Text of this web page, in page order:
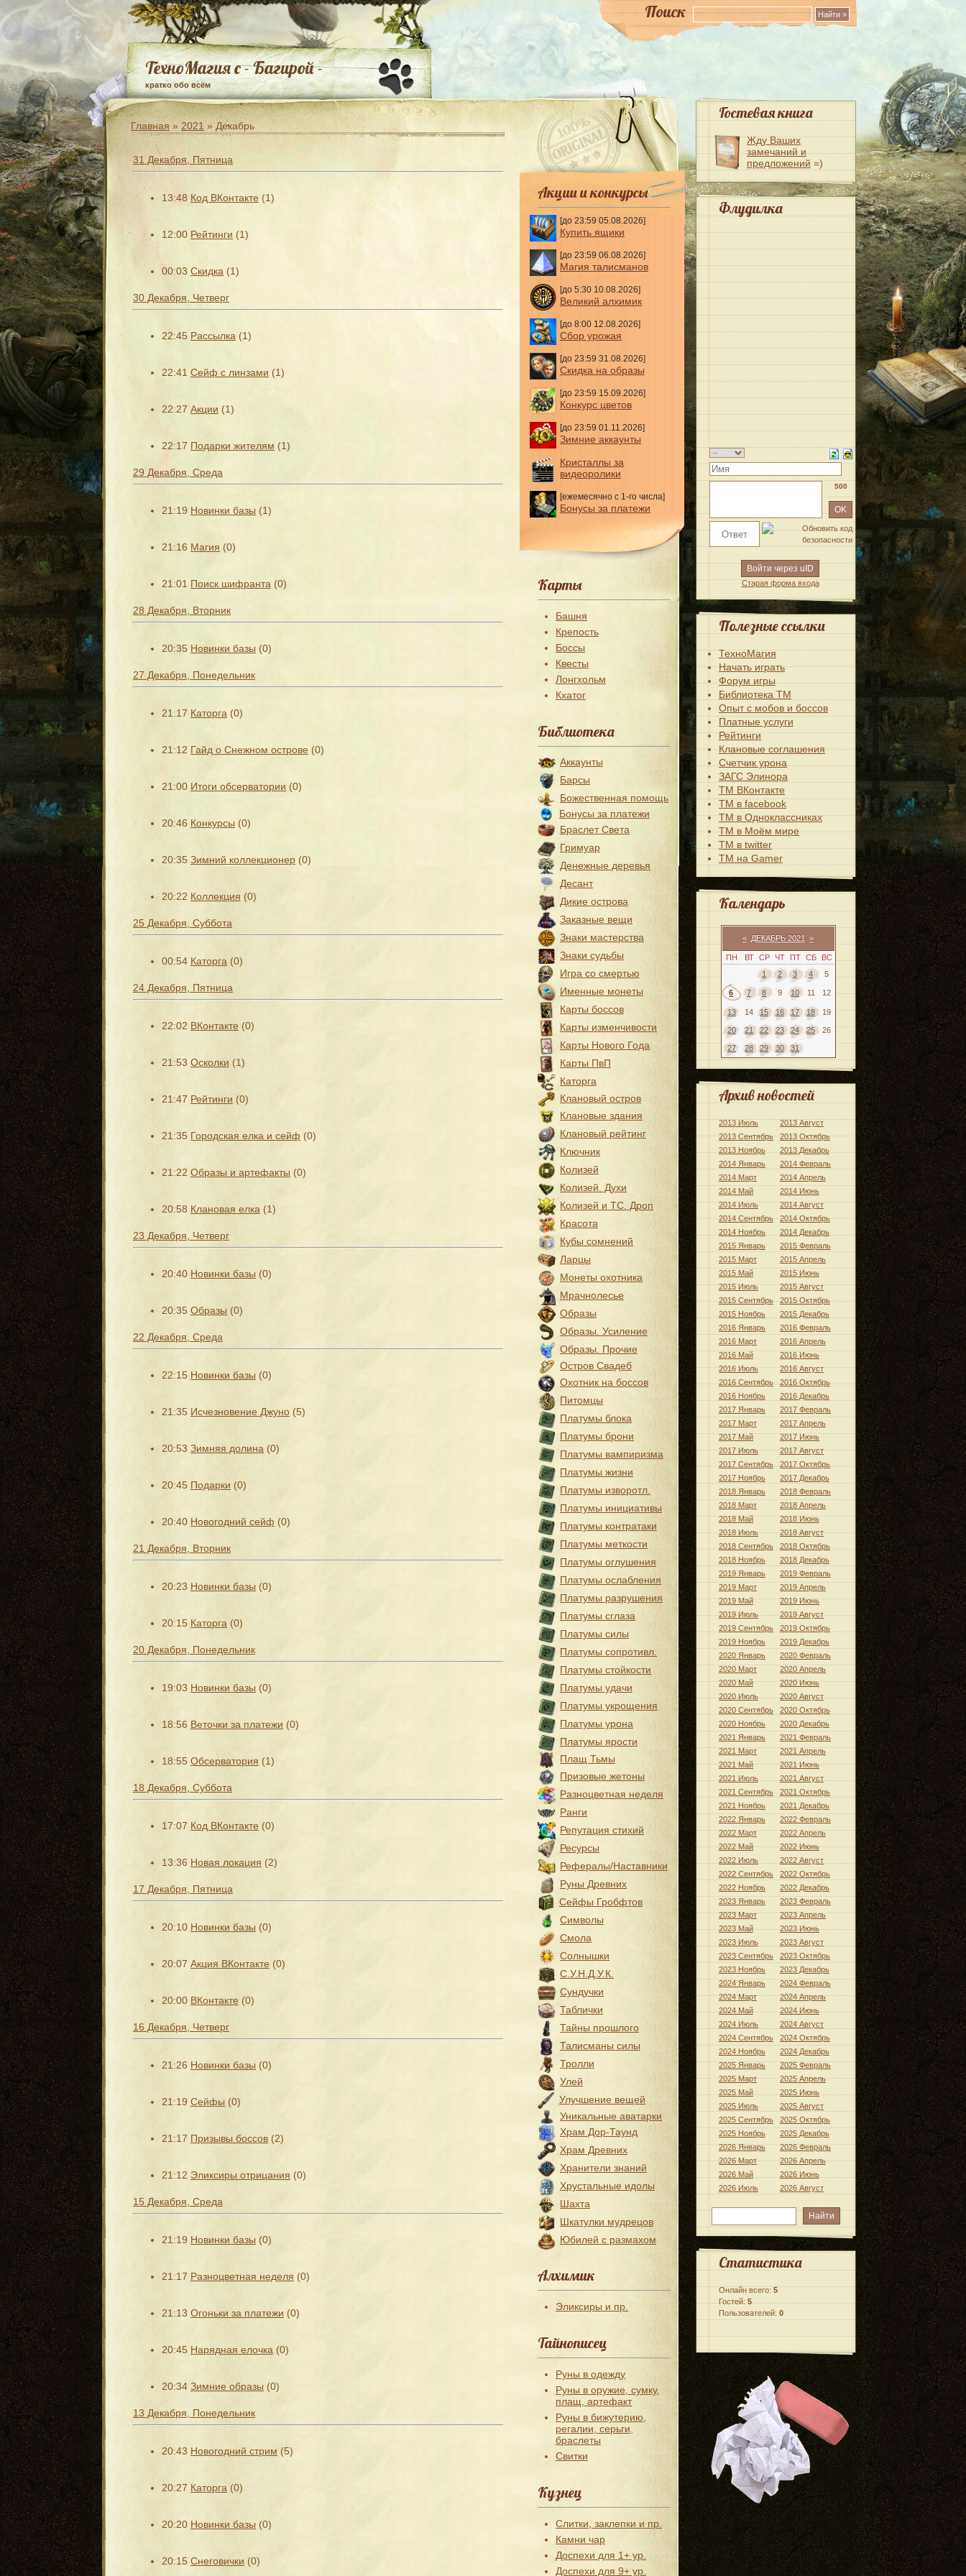
Поиск
ТехноМагия с - Багирой -
кратко обо всём
Главная » 2021 » Декабрь
31 Декабря, Пятница
13:48 Код ВКонтакте (1)
12:00 Рейтинги (1)
00:03 Скидка (1)
30 Декабря, Четверг
22:45 Рассылка (1)
22:41 Сейф с линзами (1)
22:27 Акции (1)
22:17 Подарки жителям (1)
29 Декабря, Среда
21:19 Новинки базы (1)
21:16 Магия (0)
21:01 Поиск шифранта (0)
28 Декабря, Вторник
20:35 Новинки базы (0)
27 Декабря, Понедельник
21:17 Каторга (0)
21:12 Гайд о Снежном острове (0)
21:00 Итоги обсерватории (0)
20:46 Конкурсы (0)
20:35 Зимний коллекционер (0)
20:22 Коллекция (0)
25 Декабря, Суббота
00:54 Каторга (0)
24 Декабря, Пятница
22:02 ВКонтакте (0)
21:53 Осколки (1)
21:47 Рейтинги (0)
21:35 Городская елка и сейф (0)
21:22 Образы и артефакты (0)
20:58 Клановая елка (1)
23 Декабря, Четверг
20:40 Новинки базы (0)
20:35 Образы (0)
22 Декабря, Среда
22:15 Новинки базы (0)
21:35 Исчезновение Джуно (5)
20:53 Зимняя долина (0)
20:45 Подарки (0)
20:40 Новогодний сейф (0)
21 Декабря, Вторник
20:23 Новинки базы (0)
20:15 Каторга (0)
20 Декабря, Понедельник
19:03 Новинки базы (0)
18:56 Веточки за платежи (0)
18:55 Обсерватория (1)
18 Декабря, Суббота
17:07 Код ВКонтакте (0)
13:36 Новая локация (2)
17 Декабря, Пятница
20:10 Новинки базы (0)
20:07 Акция ВКонтакте (0)
20:00 ВКонтакте (0)
16 Декабря, Четверг
21:26 Новинки базы (0)
21:19 Сейфы (0)
21:17 Призывы боссов (2)
21:12 Эликсиры отрицания (0)
15 Декабря, Среда
21:19 Новинки базы (0)
21:17 Разноцветная неделя (0)
21:13 Огоньки за платежи (0)
20:45 Нарядная елочка (0)
20:34 Зимние образы (0)
13 Декабря, Понедельник
20:43 Новогодний стрим (5)
20:27 Каторга (0)
20:20 Новинки базы (0)
20:15 Снеговички (0)
Акции и конкурсы
[до 23:59 05.08.2026]
Купить ящики
[до 23:59 06.08.2026]
Магия талисманов
[до 5:30 10.08.2026]
Великий алхимик
[до 8:00 12.08.2026]
Сбор урожая
[до 23:59 31.08.2026]
Скидка на образы
[до 23:59 15.09.2026]
Конкурс цветов
[до 23:59 01.11.2026]
Зимние аккаунты
Кристаллы за
видеоролики
[ежемесячно с 1-го числа]
Бонусы за платежи
Карты
Башня
Крепость
Боссы
Квесты
Лонгхольм
Кхатог
Библиотека
Аккаунты
Барсы
Божественная помощь
Бонусы за платежи
Браслет Света
Гримуар
Денежные деревья
Десант
Дикие острова
Заказные вещи
Знаки мастерства
Знаки судьбы
Игра со смертью
Именные монеты
Карты боссов
Карты изменчивости
Карты Нового Года
Карты ПвП
Каторга
Клановый остров
Клановые здания
Клановый рейтинг
Ключник
Колизей
Колизей. Духи
Колизей и ТС. Дроп
Красота
Кубы сомнений
Ларцы
Монеты охотника
Мрачнолесье
Образы
Образы. Усиление
Образы. Прочие
Остров Свадеб
Охотник на боссов
Питомцы
Платумы блока
Платумы брони
Платумы вампиризма
Платумы жизни
Платумы изворотл.
Платумы инициативы
Платумы контратаки
Платумы меткости
Платумы оглушения
Платумы ослабления
Платумы разрушения
Платумы сглаза
Платумы силы
Платумы сопротивл.
Платумы стойкости
Платумы удачи
Платумы укрощения
Платумы урона
Платумы ярости
Плащ Тьмы
Призовые жетоны
Разноцветная неделя
Ранги
Репутация стихий
Ресурсы
Рефералы/Наставники
Руны Древних
Сейфы Гробфтов
Символы
Смола
Солнышки
С.У.Н.Д.У.К.
Сундучки
Таблички
Тайны прошлого
Талисманы силы
Тролли
Улей
Улучшение вещей
Уникальные аватарки
Храм Дор-Таунд
Храм Древних
Хранители знаний
Хрустальные идолы
Шахта
Шкатулки мудрецов
Юбилей с размахом
Алхимик
Эликсиры и пр.
Тайнописец
Руны в одежду
Руны в оружие, сумку,
плащ, артефакт
Руны в бижутерию,
регалии, серьги,
браслеты
Свитки
Кузнец
Слитки, заклепки и пр.
Камни чар
Доспехи для 1+ ур.
Доспехи для 9+ ур.
Гостевая книга
Жду Ваших
замечаний и
предложений =)
Флудилка
500
Войти через uID
Старая форма входа
Полезные ссылки
ТехноМагия
Начать играть
Форум игры
Библиотека ТМ
Опыт с мобов и боссов
Платные услуги
Рейтинги
Клановые соглашения
Счетчик урона
ЗАГС Элинора
ТМ ВКонтакте
ТМ в facebook
ТМ в Одноклассниках
ТМ в Моём мире
ТМ в twitter
ТМ на Gamer
Календарь
« ДЕКАБРЬ 2021 »
ПН ВТ СР ЧТ ПТ СБ
ВС
1
2 3 4 5
6 7 8 9 10 11 12
13 14 15 16 17 18 19
20 21 22 23 24 25 26
27 28 29 30 31
Архив новостей
2013 Июль
2013 Август
2013 Сентябрь
2013 Октябрь
2013 Ноябрь
2013 Декабрь
2014 Январь
2014 Февраль
2014 Март
2014 Апрель
2014 Май
2014 Июнь
2014 Июль
2014 Август
2014 Сентябрь
2014 Октябрь
2014 Ноябрь
2014 Декабрь
2015 Январь
2015 Февраль
2015 Март
2015 Апрель
2015 Май
2015 Июнь
2015 Июль
2015 Август
2015 Сентябрь
2015 Октябрь
2015 Ноябрь
2015 Декабрь
2016 Январь
2016 Февраль
2016 Март
2016 Апрель
2016 Май
2016 Июнь
2016 Июль
2016 Август
2016 Сентябрь
2016 Октябрь
2016 Ноябрь
2016 Декабрь
2017 Январь
2017 Февраль
2017 Март
2017 Апрель
2017 Май
2017 Июнь
2017 Июль
2017 Август
2017 Сентябрь
2017 Октябрь
2017 Ноябрь
2017 Декабрь
2018 Январь
2018 Февраль
2018 Март
2018 Апрель
2018 Май
2018 Июнь
2018 Июль
2018 Август
2018 Сентябрь
2018 Октябрь
2018 Ноябрь
2018 Декабрь
2019 Январь
2019 Февраль
2019 Март
2019 Апрель
2019 Май
2019 Июнь
2019 Июль
2019 Август
2019 Сентябрь
2019 Октябрь
2019 Ноябрь
2019 Декабрь
2020 Январь
2020 Февраль
2020 Март
2020 Апрель
2020 Май
2020 Июнь
2020 Июль
2020 Август
2020 Сентябрь
2020 Октябрь
2020 Ноябрь
2020 Декабрь
2021 Январь
2021 Февраль
2021 Март
2021 Апрель
2021 Май
2021 Июнь
2021 Июль
2021 Август
2021 Сентябрь
2021 Октябрь
2021 Ноябрь
2021 Декабрь
2022 Январь
2022 Февраль
2022 Март
2022 Апрель
2022 Май
2022 Июнь
2022 Июль
2022 Август
2022 Сентябрь
2022 Октябрь
2022 Ноябрь
2022 Декабрь
2023 Январь
2023 Февраль
2023 Март
2023 Апрель
2023 Май
2023 Июнь
2023 Июль
2023 Август
2023 Сентябрь
2023 Октябрь
2023 Ноябрь
2023 Декабрь
2024 Январь
2024 Февраль
2024 Март
2024 Апрель
2024 Май
2024 Июнь
2024 Июль
2024 Август
2024 Сентябрь
2024 Октябрь
2024 Ноябрь
2024 Декабрь
2025 Январь
2025 Февраль
2025 Март
2025 Апрель
2025 Май
2025 Июнь
2025 Июль
2025 Август
2025 Сентябрь
2025 Октябрь
2025 Ноябрь
2025 Декабрь
2026 Январь
2026 Февраль
2026 Март
2026 Апрель
2026 Май
2026 Июнь
2026 Июль
2026 Август
Статистика
Онлайн всего: 5
Гостей: 5
Пользователей: 0